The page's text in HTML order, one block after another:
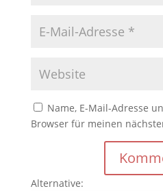
Name, E-Mail-Adresse
Browser für meinen
Alternative: